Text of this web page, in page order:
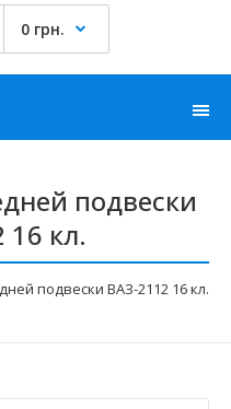
0 грн.
подвески
16 кл.
подвески ВАЗ-2112 16 кл.